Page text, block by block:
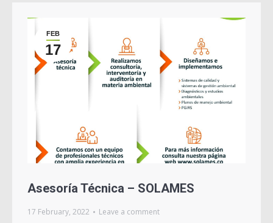
FEB
17
Asesoría Técnica – SOLAMES
17 February, 2022
Leave a comment